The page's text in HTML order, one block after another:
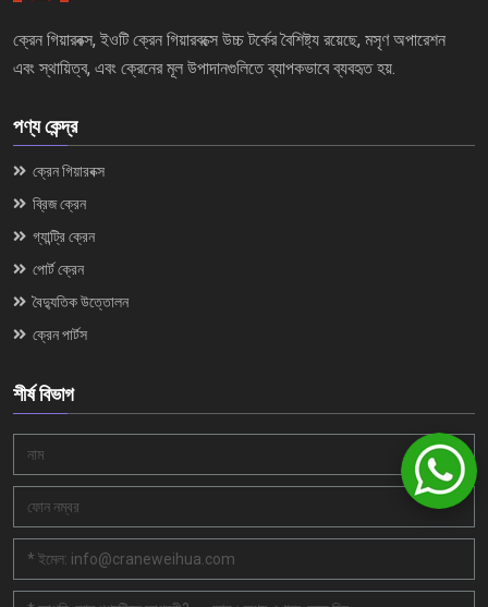
ক্রেন গিয়ারবক্স, ইওটি ক্রেন গিয়ারবক্সে উচ্চ টর্কের বৈশিষ্ট্য রয়েছে, মসৃণ অপারেশন
এবং স্থায়িত্ব, এবং ক্রেনের মূল উপাদানগুলিতে ব্যাপকভাবে ব্যবহৃত হয়.
পণ্য কেন্দ্র
ক্রেন গিয়ারবক্স
ব্রিজ ক্রেন
গ্যান্ট্রি ক্রেন
পোর্ট ক্রেন
বৈদ্যুতিক উত্তোলন
ক্রেন পার্টস
শীর্ষ বিভাগ